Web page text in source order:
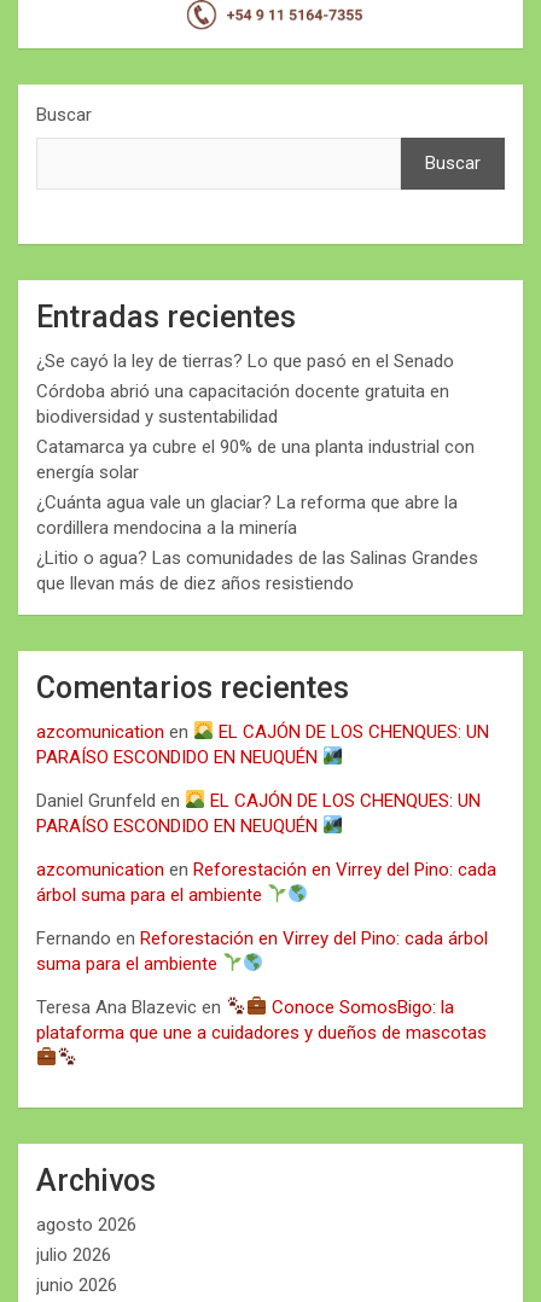
Buscar
Buscar
Entradas recientes
¿Se cayó la ley de tierras? Lo que pasó en el Senado
Córdoba abrió una capacitación docente gratuita en
biodiversidad y sustentabilidad
Catamarca ya cubre el 90% de una planta industrial con
energía solar
¿Cuánta agua vale un glaciar? La reforma que abre la
cordillera mendocina a la minería
¿Litio o agua? Las comunidades de las Salinas Grandes
que llevan más de diez años resistiendo
Comentarios recientes
azcomunication en
EL CAJÓN DE LOS CHENQUES: UN
PARAÍSO ESCONDIDO EN NEUQUÉN
Daniel Grunfeld en
EL CAJÓN DE LOS CHENQUES: UN
PARAÍSO ESCONDIDO EN NEUQUÉN
azcomunication en Reforestación en Virrey del Pino: cada
árbol suma para el ambiente
Fernando en Reforestación en Virrey del Pino: cada árbol
suma para el ambiente
Teresa Ana Blazevic en
Conoce SomosBigo: la
plataforma que une a cuidadores y dueños de mascotas
Archivos
agosto 2026
julio 2026
junio 2026